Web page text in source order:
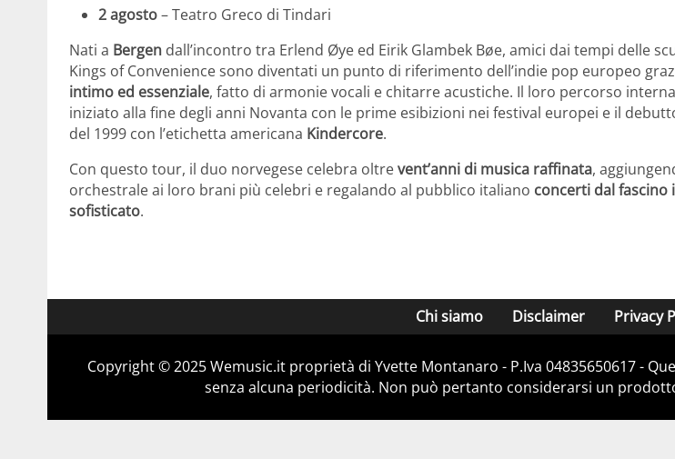
2 agosto– Teatro Greco di Tindari
Nati a Bergen dall’incontro tra Erlend Øye ed Eirik Glambek Bøe, amici dai tempi delle
Kings of Convenience sono diventati un punto di riferimento dell’indie pop europeo
intimo ed essenziale, fatto di armonie vocali e chitarre acustiche. Il loro percorso
iniziato alla fine degli anni Novanta con le prime esibizioni nei festival europei e il
del 1999 con l’etichetta americana Kindercore.
Con questo tour, il duo norvegese celebra oltrevent’anni di musica raffinata,
orchestrale ai loro brani più celebri e regalando al pubblico italiano concerti dal fascino
sofisticato.
Chi siamo Disclaimer Privacy
Copyright © 2025 Wemusic.it proprietà di Yvette Montanaro - P.Iva 04835650617 -
senza alcuna periodicità. Non può pertanto considerarsi un